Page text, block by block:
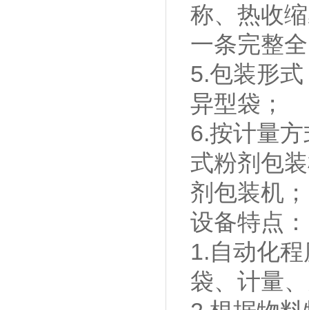
称、热收
一条完整
5.包装形
异型袋；
6.按计量
式粉剂包
剂包装机；
设备特点：
1.自动化
袋、计量